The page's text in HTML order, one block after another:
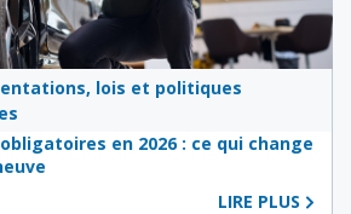
lois et politiques
en 2026 : ce qui change
LIRE PLUS